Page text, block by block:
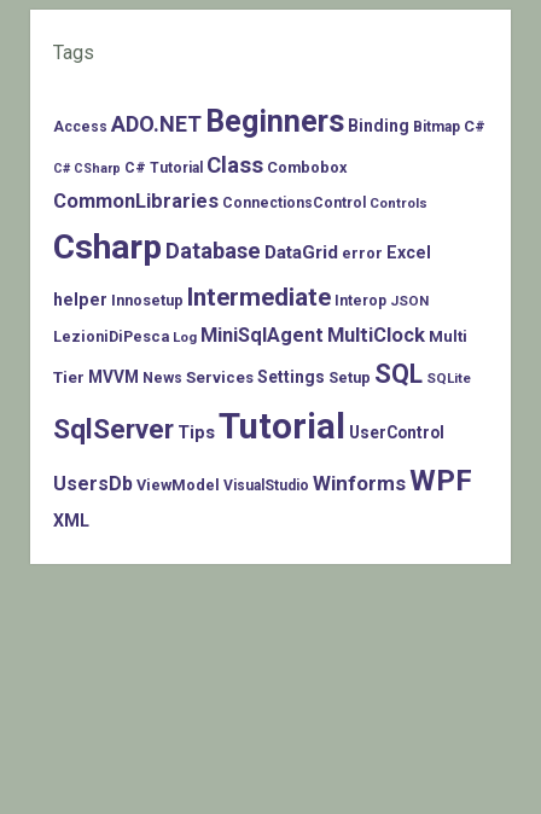
Tags
Access ADO.NET Beginners Binding Bitmap C#
C# CSharp C# Tutorial Class Combobox
CommonLibraries ConnectionsControl Controls
Csharp Database DataGrid error Excel
helper Innosetup Intermediate Interop JSON
LezioniDiPesca Log MiniSqlAgent MultiClock Multi
Tier MVVM News Services Settings Setup SQL SQLite
SqlServer TipsTutorial UserControl
UsersDb ViewModel VisualStudio WinformsWPF
XML